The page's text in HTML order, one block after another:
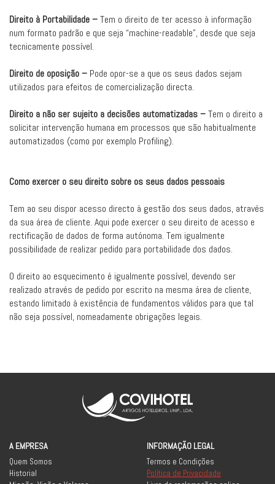
Direito à Portabilidade –Tem o direito de ter acesso à informação
num formato padrão e que seja “machine-readable”, desde que seja
tecnicamente possível.
Direito de oposição – Pode opor-se a que os seus dados sejam
utilizados para efeitos de comercialização directa.
Direito a não ser sujeito a decisões automatizadas –Tem o direito a
solicitar intervenção humana em processos que são habitualmente
automatizados (como por exemplo Profiling).
Como exercer o seu direito sobre os seus dados pessoais
Tem ao seu dispor acesso directo à gestão dos seus dados, através
da sua área de cliente. Aqui pode exercer o seu direito de acesso e
rectificação de dados de forma autónoma. Tem igualmente
possibilidade de realizar pedido para portabilidade dos dados.
O direito ao esquecimento é igualmente possível, devendo ser
realizado através de pedido por escrito na mesma área de cliente,
estando limitado à existência de fundamentos válidos para que tal
não seja possível, nomeadamente obrigações legais.
A EMPRESA
Quem Somos
Historial
INFORMAÇÃO LEGAL
Termos e Condições
Política de Privacidade